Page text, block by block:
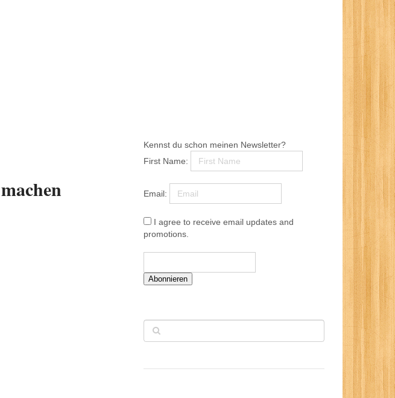
Kennst du schon meinen Newsletter?
First Name:
Email:
I agree to receive email updates and
promotions.
Abonnieren